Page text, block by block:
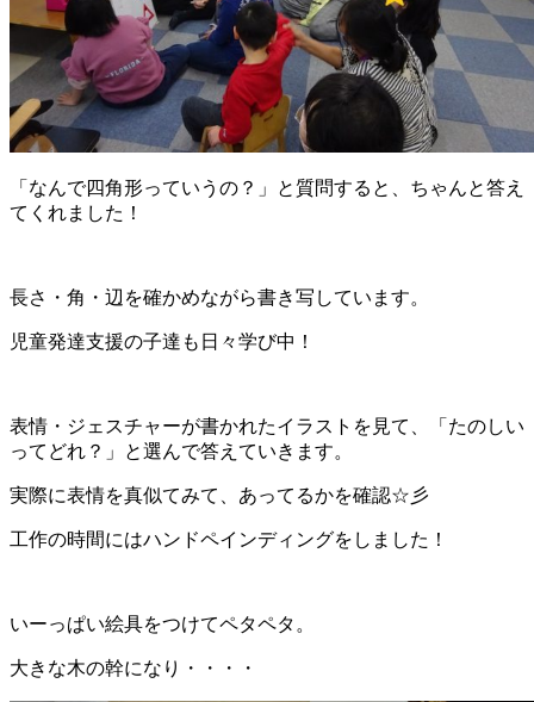
「なんで四角形っていうの？」と質問すると、ちゃんと答え
てくれました！
長さ・角・辺を確かめながら書き写しています。
児童発達支援の子達も日々学び中！
表情・ジェスチャーが書かれたイラストを見て、「たのしい
ってどれ？」と選んで答えていきます。
実際に表情を真似てみて、あってるかを確認☆彡
工作の時間にはハンドペインディングをしました！
いーっぱい絵具をつけてペタペタ。
大きな木の幹になり・・・・